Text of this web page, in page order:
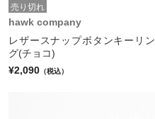
売り切れ
hawk company
レザースナップボタンキーリン
グ(チョコ)
¥2,090 （税込）